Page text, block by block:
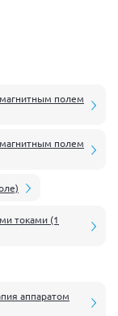
полем
полем
токами (1
аппаратом